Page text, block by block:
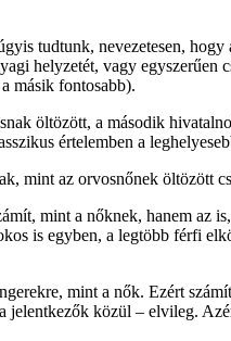
tudtunk, nevezetesen,
helyzetét, vagy egyszerűen
másik fontosabb).
öltözött, a második
értelemben a
mint az orvosnőnek öltözött
mint a nőknek, hanem az
is egyben, a legtöbb férfi
mint a nők. Ezért
közül – elvileg.